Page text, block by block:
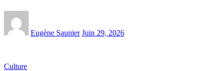
Eugène Saunier Juin 29, 2026
Culture